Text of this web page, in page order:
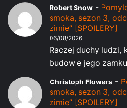
Robert Snow -
smoka, sezon 3,
zimie” [SPOILERY]
06/08/2026
Raczej duchy ludzi,
budowie jego
Christoph Flowers -
smoka, sezon 3,
zimie” [SPOILERY]